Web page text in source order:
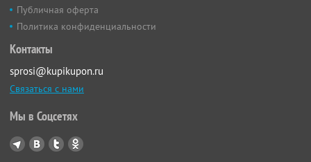
Публичная оферта
Политика конфиденциальности
Контакты
sprosi@kupikupon.ru
Связаться с нами
Мы в Соцсетях